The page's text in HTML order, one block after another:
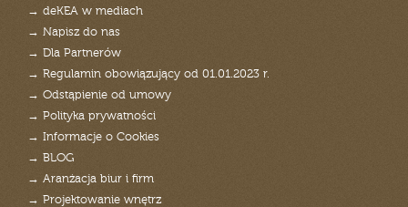
→ deKEA w mediach
→ Napisz do nas
→ Dla Partnerów
→ Regulamin obowiązujący od 01.01.2023 r.
→ Odstąpienie od umowy
→ Polityka prywatności
→ Informacje o Cookies
→ BLOG
→ Aranżacja biur i firm
→ Projektowanie wnętrz